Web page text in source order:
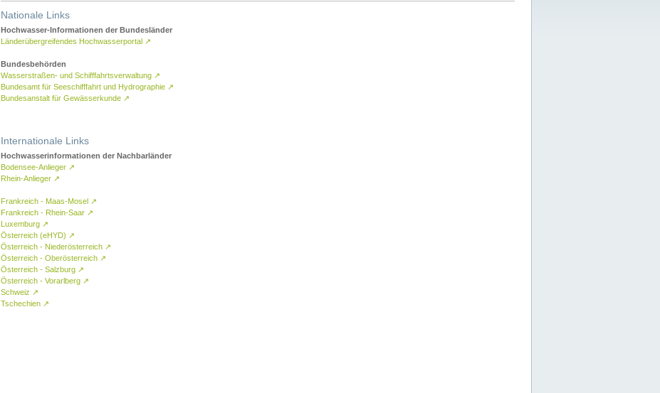
Nationale Links
Hochwasser-Informationen der Bundesländer
Länderübergreifendes Hochwasserportal ↗
Bundesbehörden
Wasserstraßen- und Schifffahrtsverwaltung ↗
Bundesamt für Seeschifffahrt und Hydrographie ↗
Bundesanstalt für Gewässerkunde ↗
Internationale Links
Hochwasserinformationen der Nachbarländer
Bodensee-Anlieger ↗
Rhein-Anlieger ↗
Frankreich - Maas-Mosel ↗
Frankreich - Rhein-Saar ↗
Luxemburg ↗
Österreich (eHYD) ↗
Österreich - Niederösterreich ↗
Österreich - Oberösterreich ↗
Österreich - Salzburg ↗
Österreich - Vorarlberg ↗
Schweiz ↗
Tschechien ↗